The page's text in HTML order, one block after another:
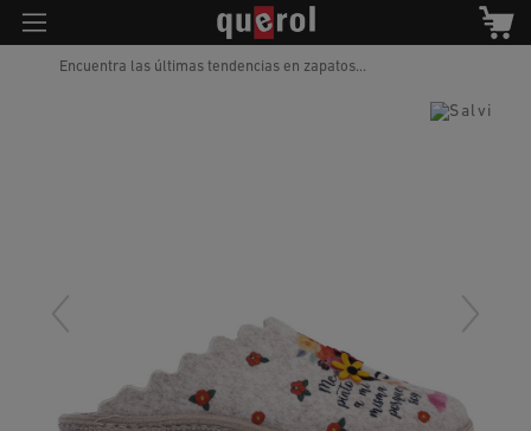
Encuentra las últimas tendencias en zapatos...